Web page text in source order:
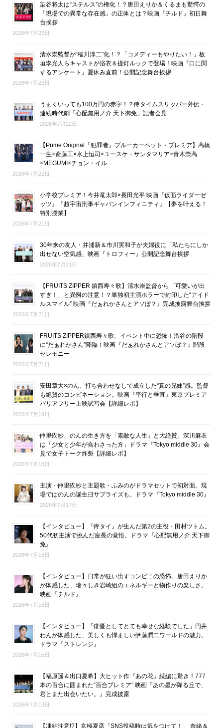
染谷将太は“ステルス”の権化！？唐田えりか＆くるまも驚愕の
「現場での異常な存在感」の正体とは？映画『チルド』初日舞
台挨拶
2026年7月22日
清水崇監督が“稲川淳二”化！？「コメディーもやりたい！」板
垣李光人らキャストが浴衣＆提灯ルックで登場！映画『口に関
するアンケート』夏休み直前！公開記念舞台挨拶
2026年7月22日
うまくいっても100万円の赤字！？侍タイムスリッパー外伝・
連続時代劇「心配無用ノ介 天下御免」記者会見
2026年7月22日
【Prime Original『犯罪者』ブルーカーペット・プレミア】高橋
一生×斎藤工×水上恒司×ユースケ・サンタマリア×青木崇高
×MEGUMI×チョン・イル
2026年7月22日
小学校プレミア！今井竜太郎×長田光平 映画『仮面ライダーゼ
ッツ』『超宇宙刑事ギャバンインフィニティ』【夢を叶える！
特別授業】
2026年7月21日
30年来の友人・井浦新＆市川実和子が夫婦役に「私たちにしか
出せない空気感」映画『トロフィー』公開記念舞台挨拶
2026年7月21日
【FRUITS ZIPPER 鎮西寿々歌】清水崇監督から「可愛いが出
すぎ！」と異例の注意！？単独初主演ホラーで封印した“アイド
ルスマイル” 映画『だぁれかさんとアソぼ？』完成披露舞台挨拶
2026年7月21日
FRUITS ZIPPER鎮西寿々歌、イベント中に恐怖！渋谷の階段
に“だぁれかさん”降臨！映画『だぁれかさんとアソぼ？』階段
セレモニー
2026年7月21日
安田章大×のん、打ち合わせなしで成立した“真の兄妹”感。監督
も絶賛のコンビネーション。映画『平行と垂直』東京プレミア
バリアフリー上映試写会【詳細レポ】
2026年7月19日
仲里依紗、のんの生き方を「素敵な人生」と大絶賛。深川麻衣
は「少女と少年が合わさった方」ドラマ『Tokyo middle 30』会
見で女子トーク炸裂【詳細レポ】
2026年7月18日
主演・仲里依紗と主題歌・ふみのがドラマセットで初対面。現
場ではのんの誕生日サプライズも。ドラマ『Tokyo middle 30』
2026年7月17日
【インタビュー】『侍タイ』が生んだ第2の主役・田村ツトム。
50代初主演で挑んだ座長の覚悟。ドラマ『心配無用ノ介 天下御
免』
2026年7月16日
【インタビュー】日常が狂い出すコンビニの恐怖。唐田えりか
が体感した、瑞々しき岩崎組のエネルギーと物作りの楽しさ。
映画『チルド』
2026年7月16日
【インタビュー】「俳優としてとても幸せな経験でした」円井
わんが体感した、美しくも悍ましい伊藤潤二ワールドの魅力。
ドラマ『ストレンジ』
2026年7月16日
【福原遥＆出口夏希】大ヒット作『あの花』続編に驚き！777
本の百合に囲まれた“百合プレミア” 映画『あの星が降る丘で、
君とまた出会いたい。』完成披露
2026年7月13日
【凍結注意!?】京極夏彦「SNS投稿時は気をつけて！」 奈緒＆